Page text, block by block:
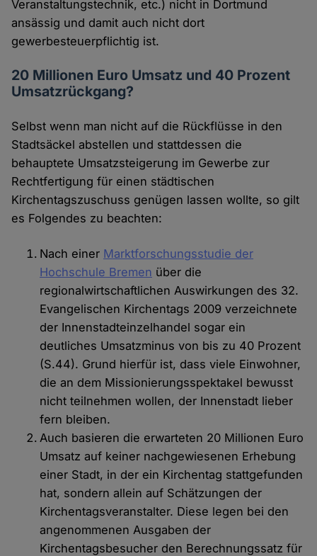
Veranstaltungstechnik, etc.) nicht in Dortmund
ansässig und damit auch nicht dort
gewerbesteuerpflichtig ist.
20 Millionen Euro Umsatz und 40 Prozent
Umsatzrückgang?
Selbst wenn man nicht auf die Rückflüsse in den
Stadtsäckel abstellen und stattdessen die
behauptete Umsatzsteigerung im Gewerbe zur
Rechtfertigung für einen städtischen
Kirchentagszuschuss genügen lassen wollte, so gilt
es Folgendes zu beachten:
Nach einer Marktforschungsstudie der
Hochschule Bremen über die
regionalwirtschaftlichen Auswirkungen des 32.
Evangelischen Kirchentags 2009 verzeichnete
der Innenstadteinzelhandel sogar ein
deutliches Umsatzminus von bis zu 40 Prozent
(S.44). Grund hierfür ist, dass viele Einwohner,
die an dem Missionierungsspektakel bewusst
nicht teilnehmen wollen, der Innenstadt lieber
fern bleiben.
Auch basieren die erwarteten 20 Millionen Euro
Umsatz auf keiner nachgewiesenen Erhebung
einer Stadt, in der ein Kirchentag stattgefunden
hat, sondern allein auf Schätzungen der
Kirchentagsveranstalter. Diese legen bei den
angenommenen Ausgaben der
Kirchentagsbesucher den Berechnungssatz für